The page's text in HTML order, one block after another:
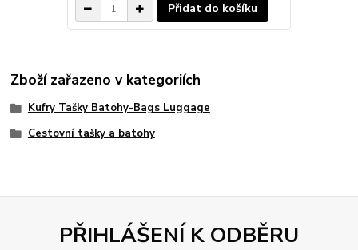
Přidat do košíku
Zboží zařazeno v kategoriích
Kufry Tašky Batohy-Bags Luggage
Cestovní tašky a batohy
PŘIHLÁŠENÍ K ODBĚRU